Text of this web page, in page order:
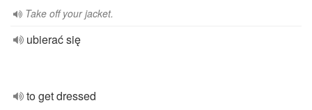
Take off your jacket.
ubierać się
to get dressed